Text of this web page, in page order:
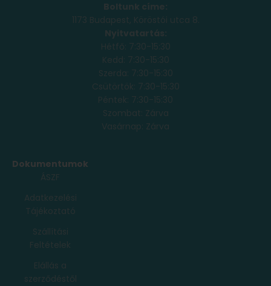
Boltunk címe:
1173 Budapest, Köröstói utca 8.
Nyitvatartás:
Hétfő: 7:30-15:30
Kedd: 7:30-15:30
Szerda: 7:30-15:30
Csütörtök: 7:30-15:30
Péntek: 7:30-15:30
Szombat: Zárva
Vasárnap: Zárva
Dokumentumok
ÁSZF
Adatkezelési
Tájékoztató
Szállítási
Feltételek
Elállás a
szerződéstől